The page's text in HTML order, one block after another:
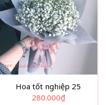
Hoa tốt nghiệp 25
280.000₫